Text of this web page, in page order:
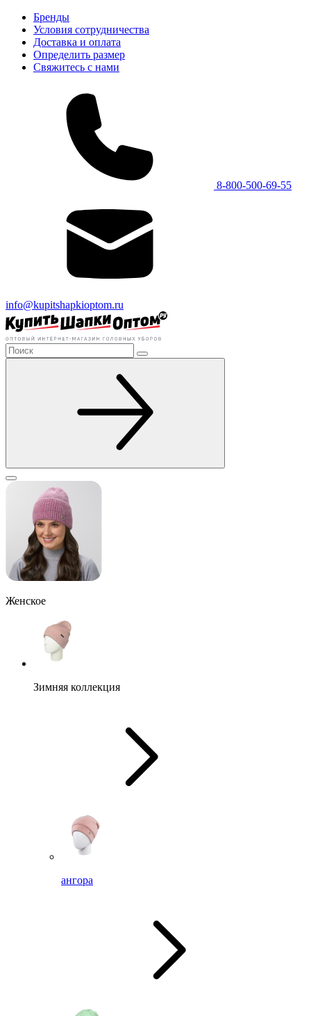
Бренды
Условия сотрудничества
Доставка и оплата
Определить размер
Свяжитесь с нами
8-800-500-69-55
info@kupitshapkioptom.ru
Женское
Зимняя коллекция
ангора